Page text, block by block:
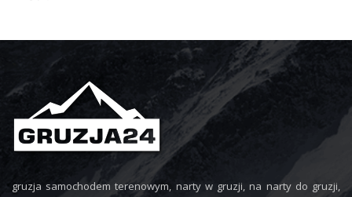
gruzja samochodem terenowym, narty w gruzji, na narty do gruzji,